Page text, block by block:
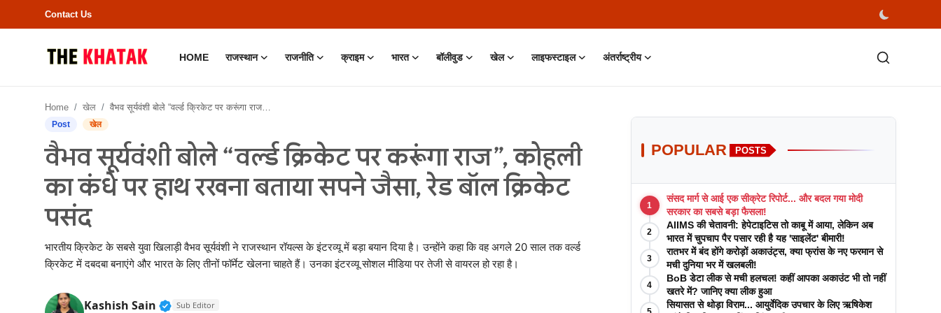
Contact Us
HOME राजस्थान राजनीति क्राइम भारत बॉलीवुड खेल लाइफस्टाइल अंतर्राष्ट्रीय
Contact Us
राजस्थान
राजनीति
Home खेल वैभव सूर्यवंशी बोले “वर्ल्ड क्रिकेट पर करूंगा राज”, कोहली का कंधे पर हाथ रखना बताया सपने जैसा, रेड बॉल क्रिकेट पसंद
Post खेल
वैभव सूर्यवंशी बोले “वर्ल्ड क्रिकेट पर करूंगा राज”, कोहली
का कंधे पर हाथ रखना बताया सपने जैसा, रेड बॉल क्रिकेट
पसंद
भारतीय क्रिकेट के सबसे युवा खिलाड़ी वैभव सूर्यवंशी ने राजस्थान रॉयल्स के इंटरव्यू में बड़ा बयान दिया है। उन्होंने कहा कि वह अगले 20 साल तक वर्ल्ड
क्रिकेट में दबदबा बनाएंगे और भारत के लिए तीनों फॉर्मेट खेलना चाहते हैं। उनका इंटरव्यू सोशल मीडिया पर तेजी से वायरल हो रहा है।
Kashish Sain Verified Public Figure • 11 Jun, 2026
Sub Editor
POPULAR POSTS
1
संसद मार्ग से आई एक सीक्रेट रिपोर्ट... और बदल गया मोदी
सरकार का सबसे बड़ा फैसला!
2
AIIMS की चेतावनी: हेपेटाइटिस तो काबू में आया, लेकिन अब
भारत में चुपचाप पैर पसार रही है यह 'साइलेंट' बीमारी!
3
रातभर में बंद होंगे करोड़ों अकाउंट्स, क्या फ्रांस के नए फरमान से
मची दुनिया भर में खलबली!
4
BoB डेटा लीक से मची हलचल! कहीं आपका अकाउंट भी तो नहीं
खतरे में? जानिए क्या लीक हुआ
सियासत से थोड़ा विराम... आयुर्वेदिक उपचार के लिए ऋषिकेश